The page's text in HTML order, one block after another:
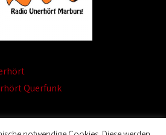
Querfunk